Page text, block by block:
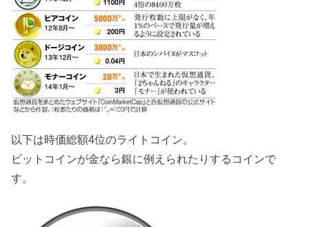
以下は時価総額4位のライトコイン。
ビットコインが金なら銀に例えられたりするコインで
す。